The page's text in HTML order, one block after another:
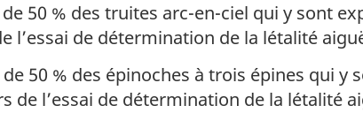
50 % des truites arc-en-ciel qui y sont
l’essai de détermination de la létalité
50 % des épinoches à trois épines qui
de l’essai de détermination de la létalité